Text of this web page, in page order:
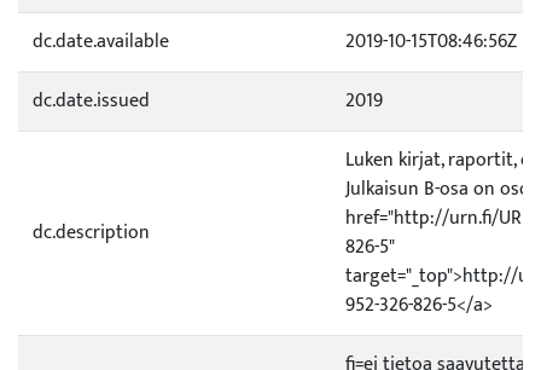
dc.date.available
2019-10-15T08:46:56Z
dc.date.issued
2019
dc.description
Luken kirjat, raportit,
Julkaisun B-osa on
href="http://urn.fi/
826-5"
target="_top">http://
952-326-826-5</a>